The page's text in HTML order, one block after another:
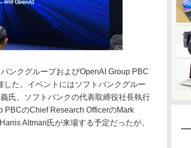
ンクグループおよびOpenAI Group PBC
た。イベントにはソフトバンクグルー
氏、ソフトバンクの代表取締役社長執行
PBCのChief Research OfficerのMark
Altman氏が来場する予定だったが、